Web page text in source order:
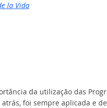
la Vida
da utilização das
foi sempre aplicada e